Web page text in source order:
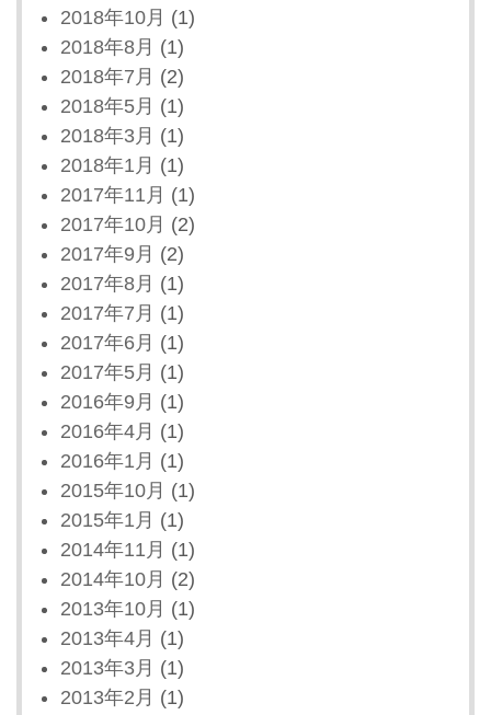
2018年10月 (1)
2018年8月 (1)
2018年7月 (2)
2018年5月 (1)
2018年3月 (1)
2018年1月 (1)
2017年11月 (1)
2017年10月 (2)
2017年9月 (2)
2017年8月 (1)
2017年7月 (1)
2017年6月 (1)
2017年5月 (1)
2016年9月 (1)
2016年4月 (1)
2016年1月 (1)
2015年10月 (1)
2015年1月 (1)
2014年11月 (1)
2014年10月 (2)
2013年10月 (1)
2013年4月 (1)
2013年3月 (1)
2013年2月 (1)